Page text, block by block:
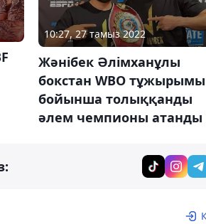
10:27, 27 тамыз 2022
Жәнібек Әлімханұлы
бокстан WBO тұжырымы
бойынша толыққанды
әлем чемпионы атанды